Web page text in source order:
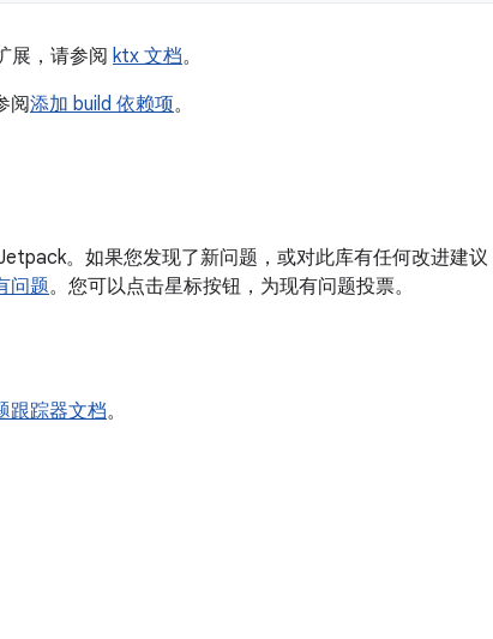
展，请参阅 ktx 文档。
阅添加 build 依赖项。
。如果您发现了新问题，或对此库有任何改进建
问题。您可以点击星标按钮，为现有问题投票。
跟踪器文档。